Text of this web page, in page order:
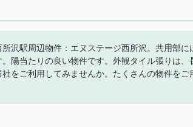
沢駅周辺物件：エヌステージ西所沢。共用部に
陽当たりの良い物件です。外観タイル張りは、
をご利用してみませんか。たくさんの物件をご